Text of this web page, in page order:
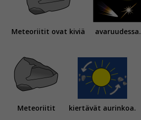
Meteoriitit ovat kiviä avaruudessa.
Meteoriitit kiertävät aurinkoa.